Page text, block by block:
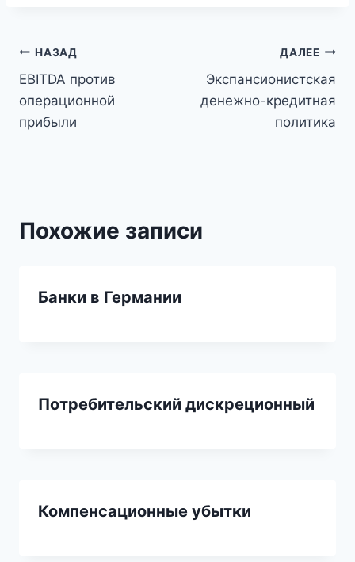
Навигация
по
записям
НАЗАД
EBITDA против
операционной
прибыли
ДАЛЕЕ
Экспансионистская
денежно-кредитная
политика
Похожие записи
Банки в Германии
Потребительский дискреционный
Компенсационные убытки